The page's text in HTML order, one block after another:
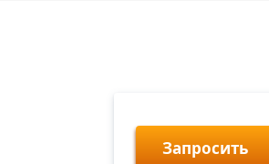
Запросить